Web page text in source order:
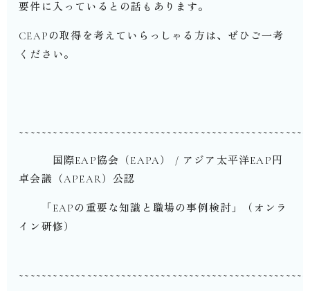
要件に入っているとの話もあります。
CEAPの取得を考えていらっしゃる方は、ぜひご一考
ください。
国際EAP協会（EAPA） / アジア太平洋EAP円
卓会議（APEAR）公認
「EAPの重要な知識と職場の事例検討」（オンラ
イン研修）